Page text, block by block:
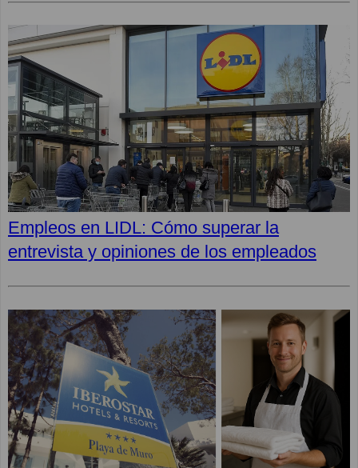
Empleos en LIDL: Cómo superar la
entrevista y opiniones de los empleados